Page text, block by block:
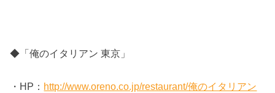
◆「俺のイタリアン 東京」
・HP： http://www.oreno.co.jp/restaurant/俺のイタリアン